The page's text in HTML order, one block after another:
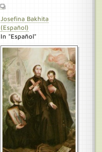
Josefina Bakhita
(Español)
In "Español"